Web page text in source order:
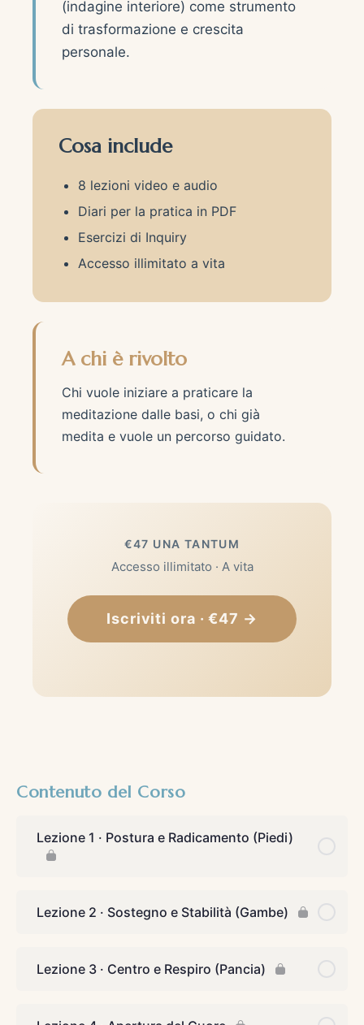
(indagine interiore) come strumento
di trasformazione e crescita
personale.
Cosa include
8 lezioni video e audio
Diari per la pratica in PDF
Esercizi di Inquiry
Accesso illimitato a vita
A chi è rivolto
Chi vuole iniziare a praticare la
meditazione dalle basi, o chi già
medita e vuole un percorso guidato.
€47 UNA TANTUM
Accesso illimitato · A vita
Iscriviti ora · €47 →
Contenuto del Corso
Lezione 1 · Postura e Radicamento (Piedi)
Lezione 2 · Sostegno e Stabilità (Gambe)
Lezione 3 · Centro e Respiro (Pancia)